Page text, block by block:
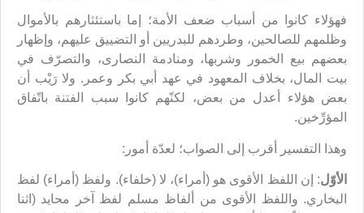
فهؤلاء كانوا من أسباب ضعف الأمة؛ إما باستئثارهم بالأموال
وظلمهم للصالحين، وطردهم للبدريين أو التضييق عليهم، وإظهار
بعضهم بيع الخمور وشربها، ومنادمة النصارى، والتصرّف في
بيت المال، بخلاف المعهود في عهد أبي بكر وعمر. ولا رَيْب أن
بعض هؤلاء أعدل من بعض، لكنّهم كانوا سبب الفتنة باتّفاق
المؤرِّخين.
وهذا التفسير أقرب إلى الصواب؛ لعدّة أمور:
الأوّل: إن اللفظ الأقوى هو (أمراء)، لا (خلفاء). ولفظ (أمراء) لفظ
البخاري. واللفظ الأقوى من ألفاظ مسلم لفظ آخر محايد (اثنا